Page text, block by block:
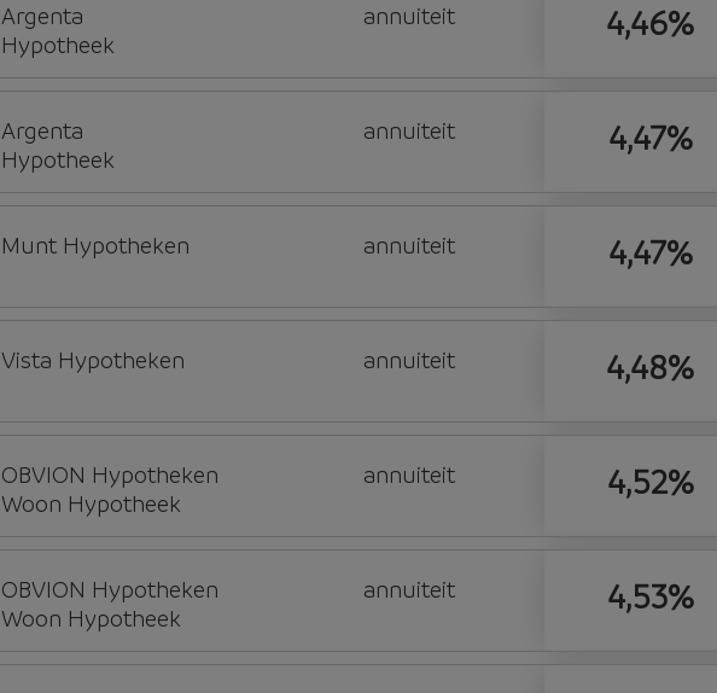
Argenta
Hypotheek
annuiteit 4,46%
Argenta
Hypotheek
annuiteit 4,47%
Munt Hypotheken annuiteit 4,47%
Vista Hypotheken annuiteit 4,48%
OBVION Hypotheken
Woon Hypotheek
annuiteit 4,52%
OBVION Hypotheken
Woon Hypotheek
annuiteit 4,53%